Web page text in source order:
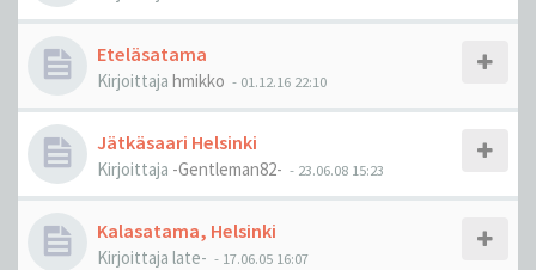
Eteläsatama
Kirjoittaja hmikko - 01.12.16 22:10
Jätkäsaari Helsinki
Kirjoittaja -Gentleman82- - 23.06.08 15:23
Kalasatama, Helsinki
Kirjoittaja late- - 17.06.05 16:07